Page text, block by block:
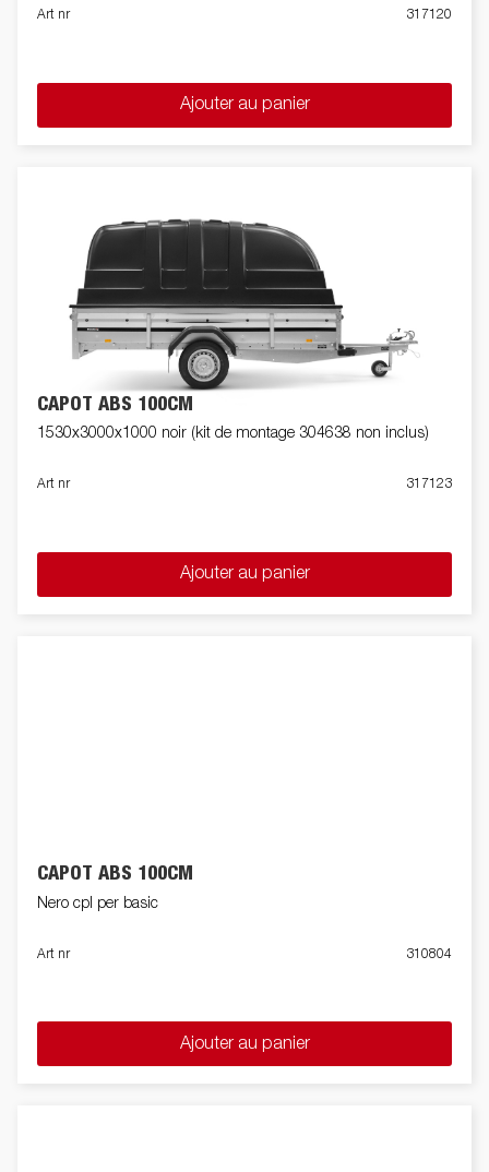
Art nr 317120
Ajouter au panier
CAPOT ABS 100CM
1530x3000x1000 noir (kit de montage 304638 non inclus)
Art nr 317123
Ajouter au panier
CAPOT ABS 100CM
Nero cpl per basic
Art nr 310804
Ajouter au panier